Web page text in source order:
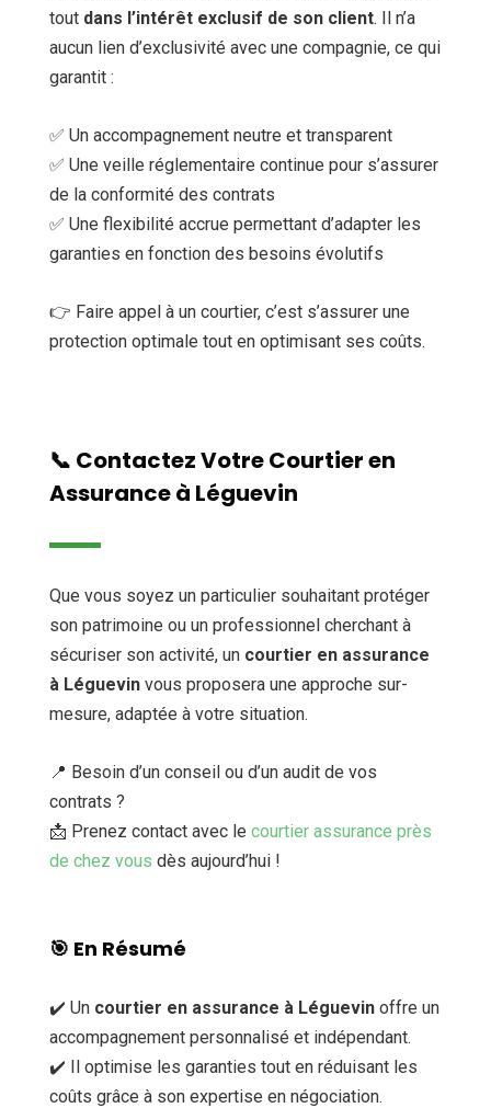
tout dans l’intérêt exclusif de son client. Il n’a
aucun lien d’exclusivité avec une compagnie, ce qui
garantit :
✅ Un accompagnement neutre et transparent
✅ Une veille réglementaire continue pour s’assurer
de la conformité des contrats
✅ Une flexibilité accrue permettant d’adapter les
garanties en fonction des besoins évolutifs
👉 Faire appel à un courtier, c’est s’assurer une
protection optimale tout en optimisant ses coûts.
📞 Contactez Votre Courtier en
Assurance à Léguevin
Que vous soyez un particulier souhaitant protéger
son patrimoine ou un professionnel cherchant à
sécuriser son activité, un courtier en assurance
à Léguevin vous proposera une approche sur-
mesure, adaptée à votre situation.
📍 Besoin d’un conseil ou d’un audit de vos
contrats ?
📩 Prenez contact avec le courtier assurance près
de chez vous dès aujourd’hui !
🎯 En Résumé
✔️ Un courtier en assurance à Léguevin offre un
accompagnement personnalisé et indépendant.
✔️ Il optimise les garanties tout en réduisant les
coûts grâce à son expertise en négociation.